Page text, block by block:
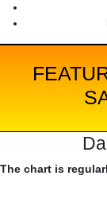
The chart is